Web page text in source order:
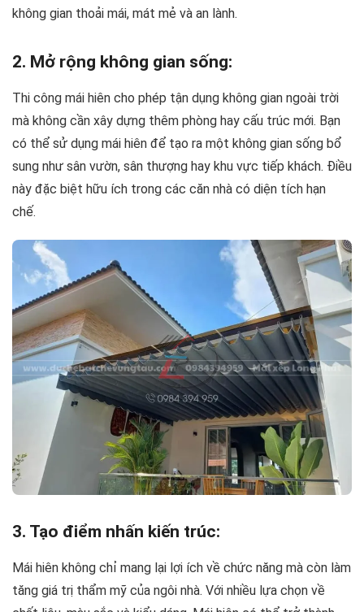
không gian thoải mái, mát mẻ và an lành.
2. Mở rộng không gian sống:
Thi công mái hiên cho phép tận dụng không gian ngoài trời
mà không cần xây dựng thêm phòng hay cấu trúc mới. Bạn
có thể sử dụng mái hiên để tạo ra một không gian sống bổ
sung như sân vườn, sân thượng hay khu vực tiếp khách. Điều
này đặc biệt hữu ích trong các căn nhà có diện tích hạn
chế.
3. Tạo điểm nhấn kiến trúc:
Mái hiên không chỉ mang lại lợi ích về chức năng mà còn làm
tăng giá trị thẩm mỹ của ngôi nhà. Với nhiều lựa chọn về